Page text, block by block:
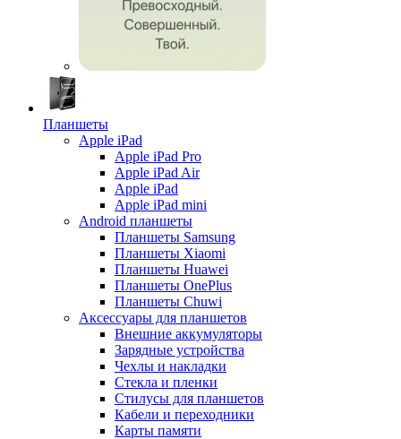
Планшеты
Apple iPad
Apple iPad Pro
Apple iPad Air
Apple iPad
Apple iPad mini
Android планшеты
Планшеты Samsung
Планшеты Xiaomi
Планшеты Huawei
Планшеты OnePlus
Планшеты Chuwi
Аксессуары для планшетов
Внешние аккумуляторы
Зарядные устройства
Чехлы и накладки
Стекла и пленки
Стилусы для планшетов
Кабели и переходники
Карты памяти